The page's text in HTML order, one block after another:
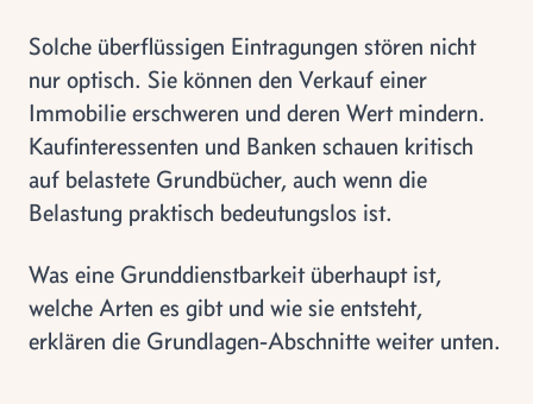
Solche überflüssigen Eintragungen stören nicht
nur optisch. Sie können den Verkauf einer
Immobilie erschweren und deren Wert mindern.
Kaufinteressenten und Banken schauen kritisch
auf belastete Grundbücher, auch wenn die
Belastung praktisch bedeutungslos ist.
Was eine Grunddienstbarkeit überhaupt ist,
welche Arten es gibt und wie sie entsteht,
erklären die Grundlagen-Abschnitte weiter unten.